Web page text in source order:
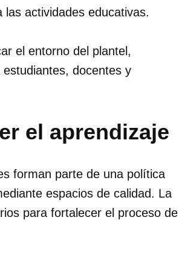
actividades educativas.
el entorno del plantel,
docentes y
el aprendizaje
forman parte de una política
espacios de calidad. La
para fortalecer el proceso de